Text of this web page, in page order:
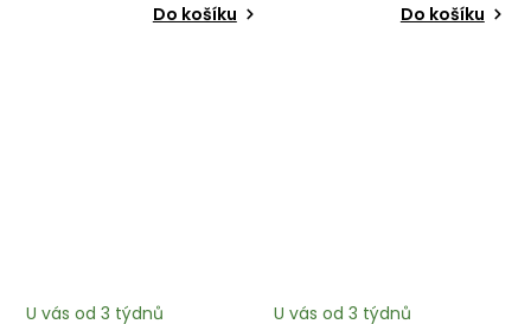
Do košíku Do košíku
U vás od 3 týdnů U vás od 3 týdnů